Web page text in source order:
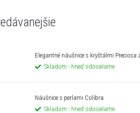
Elegantné náušnice s kryštálmi Preciosa
Skladom - hneď odosielame
Náušnice s perlami Colibra
Skladom - hneď odosielame